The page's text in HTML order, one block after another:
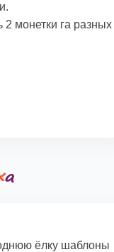
2 монетки га разных
ёлку шаблоны